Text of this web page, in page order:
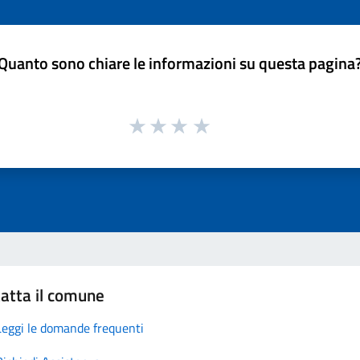
sono chiare le informazioni su questa
il comune
le domande frequenti